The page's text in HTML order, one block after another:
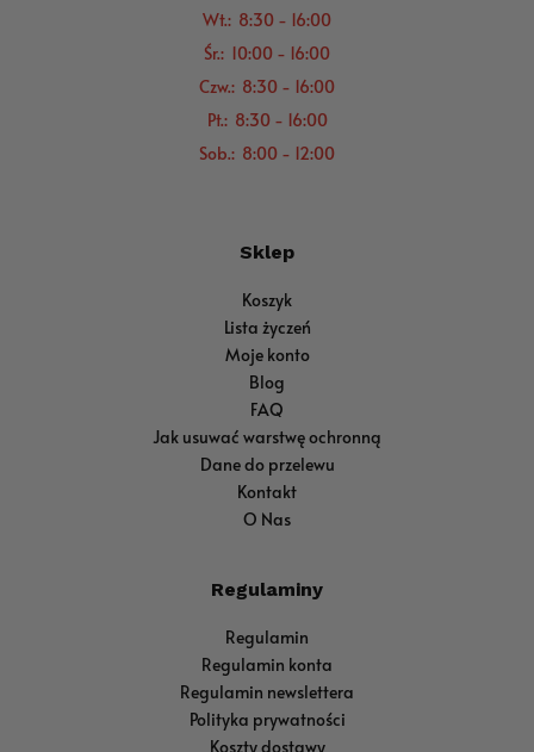
Wt.: 8:30 - 16:00
Śr.: 10:00 - 16:00
Czw.: 8:30 - 16:00
Pt.: 8:30 - 16:00
Sob.: 8:00 - 12:00
Sklep
Koszyk
Lista życzeń
Moje konto
Blog
FAQ
Jak usuwać warstwę ochronną
Dane do przelewu
Kontakt
O Nas
Regulaminy
Regulamin
Regulamin konta
Regulamin newslettera
Polityka prywatności
Koszty dostawy